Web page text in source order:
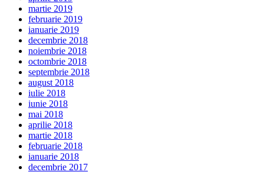
martie 2019
februarie 2019
ianuarie 2019
decembrie 2018
noiembrie 2018
octombrie 2018
septembrie 2018
august 2018
iulie 2018
iunie 2018
mai 2018
aprilie 2018
martie 2018
februarie 2018
ianuarie 2018
decembrie 2017